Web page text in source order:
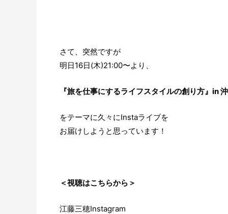
さて、突然ですが
明日16日(木)21:00〜より、
『旅を仕事にするライフスタイルの創り方』in
をテーマに久々にInstaライブを
お届けしようと思っています！
＜視聴はこちらから＞
江藤三穂Instagram